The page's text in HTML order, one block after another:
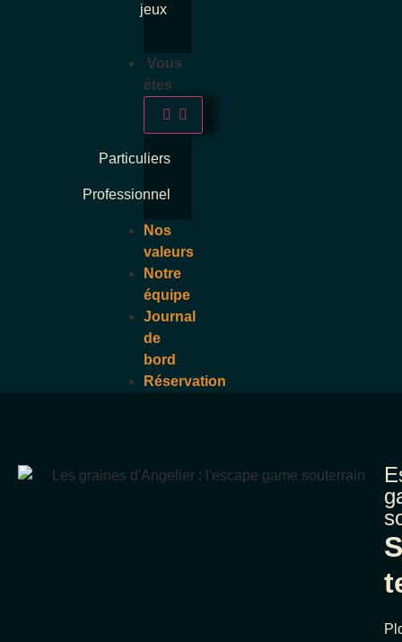
jeux
Vous
êtes
Particuliers
Professionnel
Nos
valeurs
Notre
équipe
Journal
de
bord
Réservation